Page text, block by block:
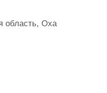
область, Оха